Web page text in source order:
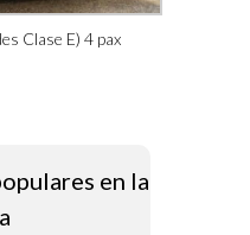
Clase E) 4 pax
en la